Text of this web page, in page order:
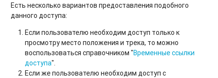
Есть несколько вариантов предоставления подобного
данного доступа:
Если пользователю необходим доступ только к
просмотру место положения и трека, то можно
воспользоваться справочником "Временные ссылки
доступа".
Если же пользователю необходим доступ с